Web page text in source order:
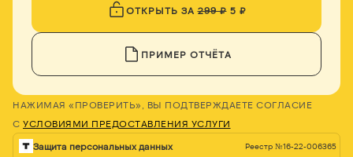
ОТКРЫТЬ ЗА299 ₽5 ₽
ПРИМЕР ОТЧЁТА
НАЖИМАЯ «ПРОВЕРИТЬ», ВЫ ПОДТВЕРЖДАЕТЕ СОГЛАСИЕ
С УСЛОВИЯМИ ПРЕДОСТАВЛЕНИЯ УСЛУГИ
Защита персональных данных Реестр №16-22-006365